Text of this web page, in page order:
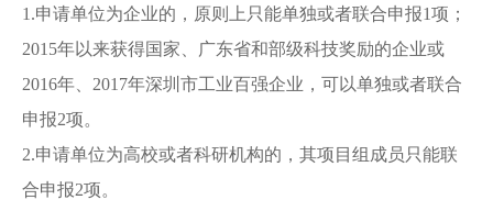
1.申请单位为企业的，原则上只能单独或者联合申报1项；
2015年以来获得国家、广东省和部级科技奖励的企业或
2016年、2017年深圳市工业百强企业，可以单独或者联合
申报2项。
2.申请单位为高校或者科研机构的，其项目组成员只能联
合申报2项。